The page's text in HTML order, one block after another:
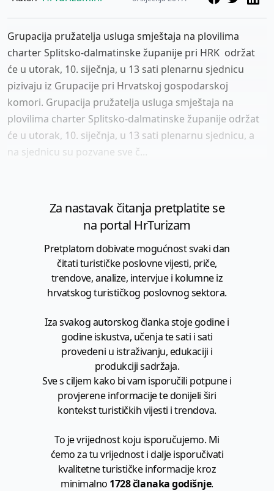
Grupacija pružatelja usluga smještaja na plovilima
charter Splitsko-dalmatinske županije pri HRK održat
će u utorak, 10. siječnja, u 13 sati plenarnu sjednicu
pizivaju iz Grupacije pri Hrvatskoj gospodarskoj
komori. Grupacija pružatelja usluga smještaja na
plovilima charter Splitsko-dalmatinske županije održat
će u utorak, 10. siječnja, u 13 sati plenarnu sjednicu, a
na sjednicu su pozvane sve č...
Za nastavak čitanja pretplatite se
na portal HrTurizam
Pretplatom dobivate mogućnost svaki dan
čitati turističke poslovne vijesti, priče,
trendove, analize, intervjue i kolumne iz
hrvatskog turističkog poslovnog sektora.
Iza svakog autorskog članka stoje godine i
godine iskustva, učenja te sati i sati
provedeni u istraživanju, edukaciji i
produkciji sadržaja.
Sve s ciljem kako bi vam isporučili potpune i
provjerene informacije te donijeli širi
kontekst turističkih vijesti i trendova.
To je vrijednost koju isporučujemo. Mi
ćemo za tu vrijednost i dalje isporučivati
kvalitetne turističke informacije kroz
minimalno 1728 članaka godišnje.